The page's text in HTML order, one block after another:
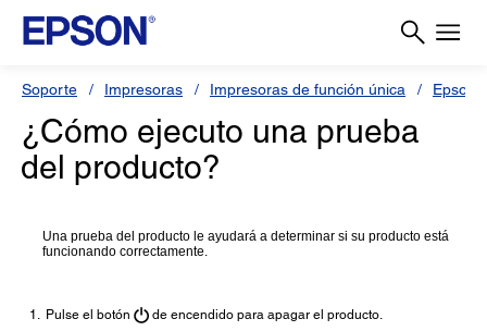
Soporte Impresoras Impresoras de función única Epson
¿Cómo ejecuto una prueba
del producto?
Una prueba del producto le ayudará a determinar si su producto está
funcionando correctamente.
Pulse el botón de encendido para apagar el producto.